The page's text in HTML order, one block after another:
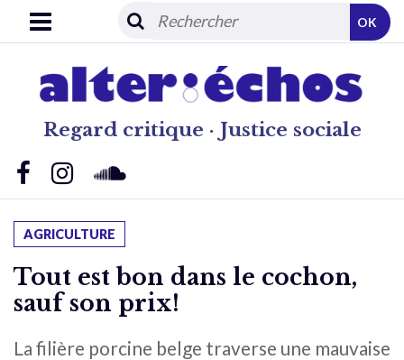
Regard critique · Justice sociale
OK
AGRICULTURE
Tout est bon dans le cochon,
sauf son prix!
La filière porcine belge traverse une mauvaise